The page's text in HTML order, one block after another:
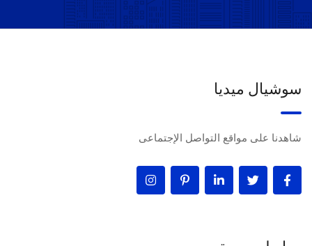
سوشيال ميديا
شاهدنا على مواقع التواصل الإجتماعى